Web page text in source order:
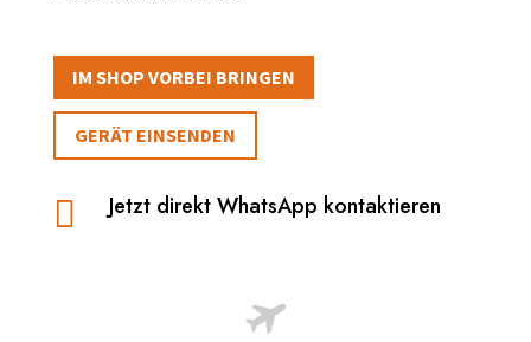
IM SHOP VORBEI BRINGEN
GERÄT EINSENDEN
 Jetzt direkt WhatsApp kontaktieren